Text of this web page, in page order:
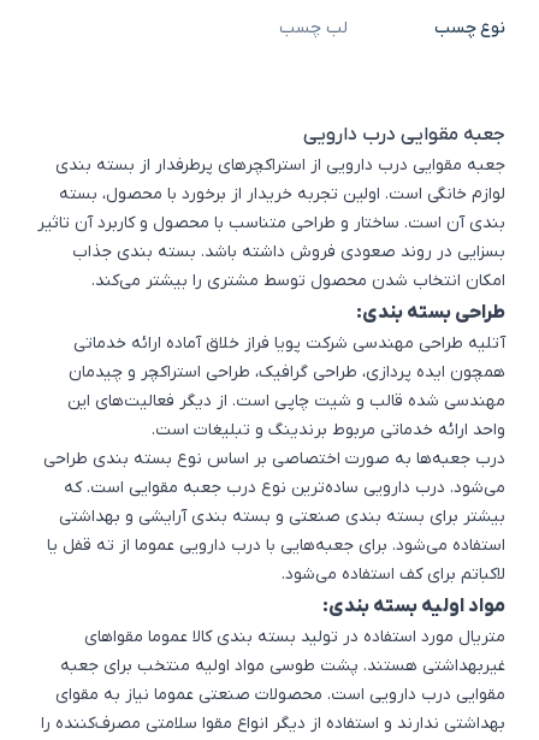
نوع چسب لب چسب
جعبه مقوایی درب دارویی
جعبه مقوایی درب دارویی از استراکچرهای پرطرفدار از بسته بندی
لوازم خانگی است. اولین تجربه خریدار از برخورد با محصول، بسته
بندی آن است. ساختار و طراحی متناسب با محصول و کاربرد آن تاثیر
بسزایی در روند صعودی فروش داشته باشد. بسته ‌بندی جذاب
امکان انتخاب شدن محصول توسط مشتری را بیشتر می‌کند.
طراحی بسته بندی:
آتلیه طراحی مهندسی شرکت پویا فراز خلاق آماده ارائه خدماتی
همچون ایده پردازی، طراحی گرافیک، طراحی استراکچر و چیدمان
مهندسی شده قالب و شیت چاپی است. از دیگر فعالیت‌های این
واحد ارائه خدماتی مربوط برندینگ و تبلیغات است.
درب جعبه‌ها به صورت اختصاصی بر اساس نوع بسته بندی طراحی
می‌شود. درب دارویی ساده‌ترین نوع درب جعبه مقوایی است. که
بیشتر برای بسته بندی صنعتی و بسته بندی آرایشی و بهداشتی
استفاده می‌شود. برای جعبه‌هایی با درب دارویی عموما از ته قفل یا
لاکباتم برای کف استفاده می‌شود.
مواد اولیه بسته بندی:
متریال مورد استفاده در تولید بسته بندی کالا عموما مقواهای
غیربهداشتی هستند. پشت طوسی مواد اولیه منتخب برای جعبه
مقوایی درب دارویی است. محصولات صنعتی عموما نیاز به مقوای
بهداشتی ندارند و استفاده از دیگر انواع مقوا سلامتی مصرف‌کننده را